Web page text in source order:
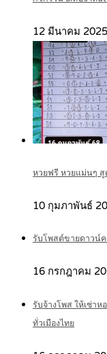
12 มีนาคม 2025
หวยฟรี หวยแม่นๆ
10 กุมภาพันธ์
รับโพสต์ขายดาวน์
16 กรกฎาคม
รับจ้างโพส ให้เช่า
ทั่วเมืองไทย